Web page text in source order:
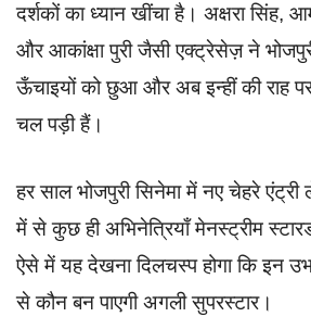
दर्शकों का ध्यान खींचा है। अक्षरा सिंह,
और आकांक्षा पुरी जैसी एक्ट्रेसेज़ ने
ऊँचाइयों को छुआ और अब इन्हीं की राह
चल पड़ी हैं।
हर साल भोजपुरी सिनेमा में नए चेहरे
में से कुछ ही अभिनेत्रियाँ मेनस्ट्रीम
ऐसे में यह देखना दिलचस्प होगा कि इन
से कौन बन पाएगी अगली सुपरस्टार।